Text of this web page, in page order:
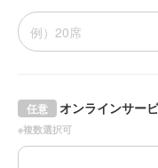
オンラインサー
任意
※複数選択可